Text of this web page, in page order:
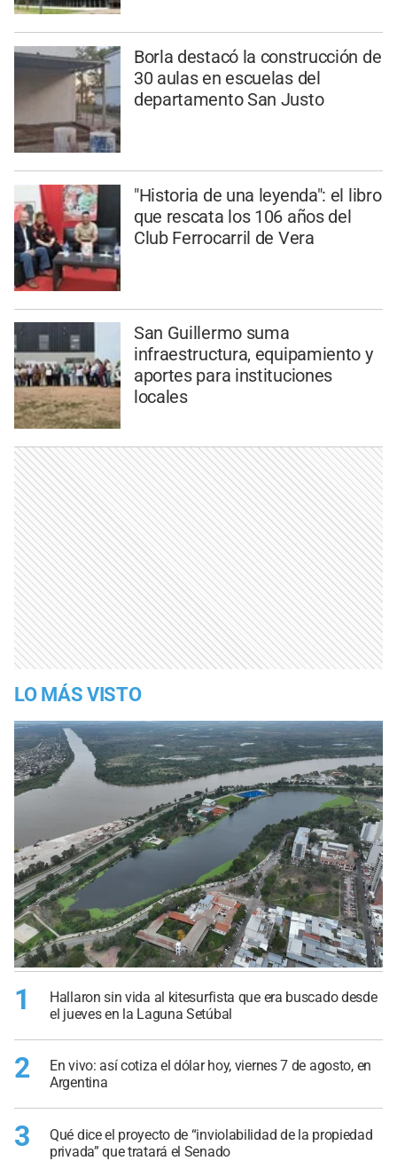
Borla destacó la construcción de
30 aulas en escuelas del
departamento San Justo
"Historia de una leyenda": el libro
que rescata los 106 años del
Club Ferrocarril de Vera
San Guillermo suma
infraestructura, equipamiento y
aportes para instituciones
locales
LO MÁS VISTO
1
Hallaron sin vida al kitesurfista que era buscado desde
el jueves en la Laguna Setúbal
2
En vivo: así cotiza el dólar hoy, viernes 7 de agosto, en
Argentina
3
Qué dice el proyecto de “inviolabilidad de la propiedad
privada” que tratará el Senado